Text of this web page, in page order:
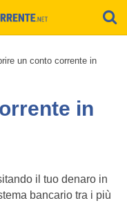
un conto corrente in
in
il tuo denaro in
bancario tra i più